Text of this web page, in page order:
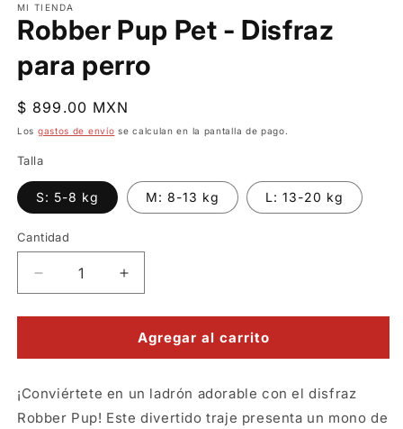
multimedia
1
en
ventana
modal
MI TIENDA
Robber Pup Pet - Disfraz
para perro
Precio
habitual
$ 899.00 MXN
Los gastos de envío se calculan en la pantalla de pago.
Talla
S: 5-8 kg M: 8-13 kg L: 13-20 kg
Cantidad
Reducir
cantidad
para
Pup
-
Disfraz
Aumentar
cantidad
para
Robber
Pup
Disfraz
Agregar al carrito
¡Conviértete en un ladrón adorable con el disfraz
Robber Pup! Este divertido traje presenta un mono de